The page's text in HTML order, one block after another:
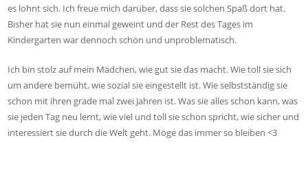
es lohnt sich. Ich freue mich darüber, dass sie solchen Spaß dort hat.
Bisher hat sie nun einmal geweint und der Rest des Tages im
Kindergarten war dennoch schön und unproblematisch.
Ich bin stolz auf mein Mädchen, wie gut sie das macht. Wie toll sie sich
um andere bemüht, wie sozial sie eingestellt ist. Wie selbstständig sie
schon mit ihren grade mal zwei Jahren ist. Was sie alles schon kann, was
sie jeden Tag neu lernt, wie viel und toll sie schon spricht, wie sicher und
interessiert sie durch die Welt geht. Möge das immer so bleiben <3